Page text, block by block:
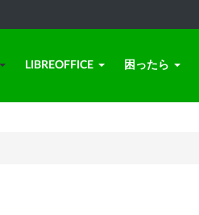
LIBREOFFICE 困ったら